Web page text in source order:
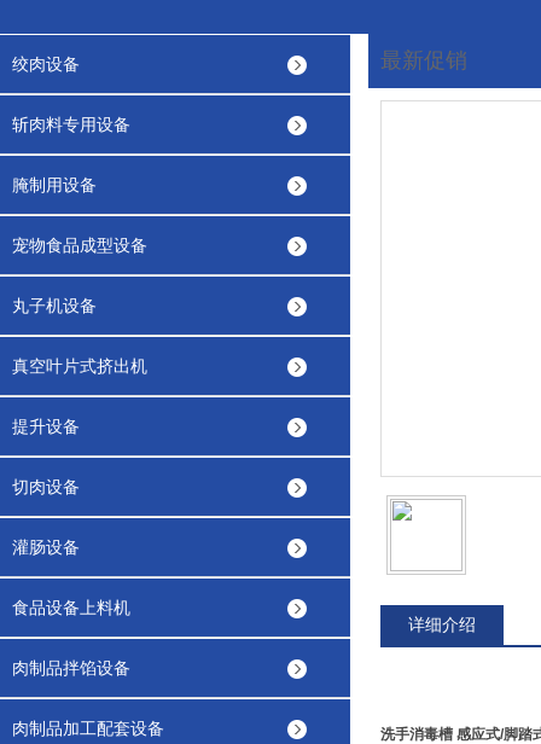
绞肉设备
斩肉料专用设备
腌制用设备
宠物食品成型设备
丸子机设备
真空叶片式挤出机
提升设备
切肉设备
灌肠设备
食品设备上料机
肉制品拌馅设备
肉制品加工配套设备
最新促销
详细介绍
洗手消毒槽 感应式/脚踏